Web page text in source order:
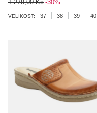
1 279,00 Kč -30%
VELIKOST: 37 38 39 40